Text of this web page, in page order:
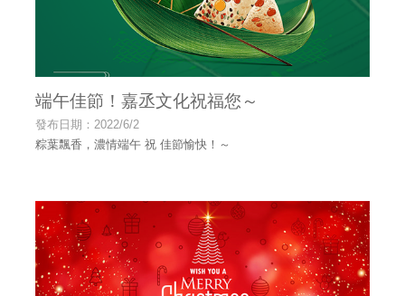
端午佳節！嘉丞文化祝福您～
發布日期：2022/6/2
粽葉飄香，濃情端午 祝 佳節愉快！～